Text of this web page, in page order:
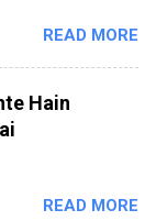
READ MORE
Hain
READ MORE